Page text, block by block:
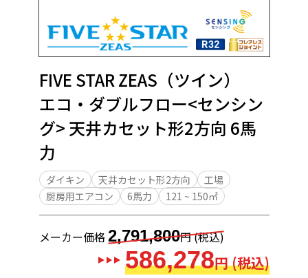
FIVE STAR ZEAS（ツイン）
エコ・ダブルフロー<センシン
グ> 天井カセット形2方向 6馬
力
ダイキン 天井カセット形2方向
工場
厨房用エアコン
6馬力 121 ~ 150㎡
メーカー価格2,791,800円 (税込)
586,278円 (税込)